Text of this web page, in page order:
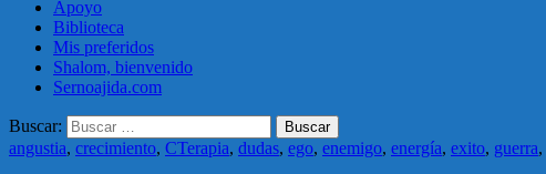
Apoyo
Biblioteca
Mis preferidos
Shalom, bienvenido
Sernoajida.com
Buscar:
angustia, crecimiento, CTerapia, dudas, ego, enemigo, energía, exito, guerra,